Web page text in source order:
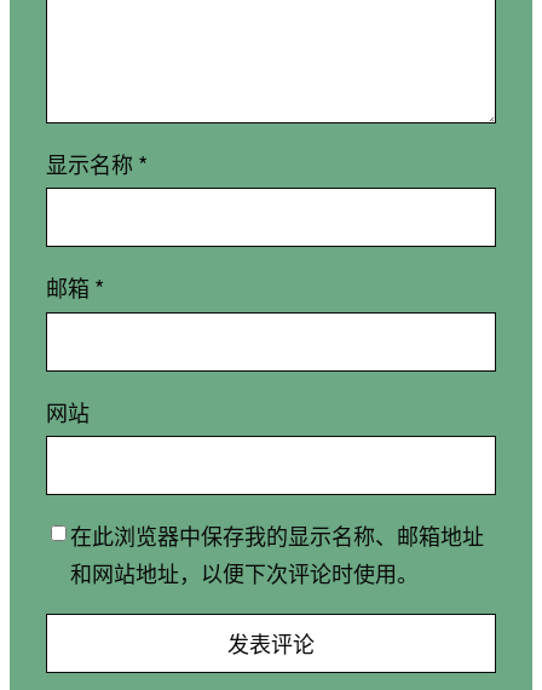
显示名称 *
邮箱 *
网站
在此浏览器中保存我的显示名称、邮箱地址
和网站地址，以便下次评论时使用。